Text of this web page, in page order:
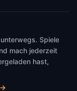
Spiele
mach jederzeit
hast,
→